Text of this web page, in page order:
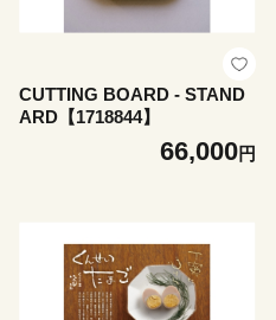
CUTTING BOARD - STAND
ARD【1718844】
66,000円